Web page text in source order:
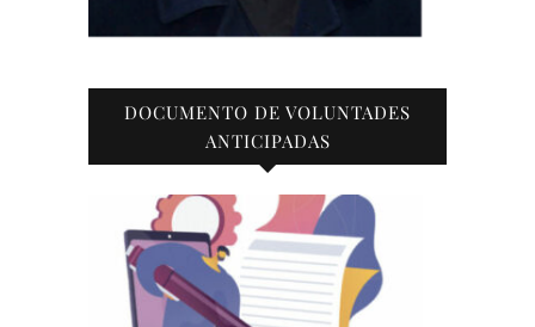
DOCUMENTO DE VOLUNTADES
ANTICIPADAS